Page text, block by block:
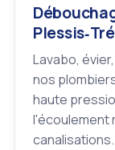
Lavabo,
nos
haute
l'écoulement
canalisations.